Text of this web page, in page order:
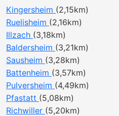
Kingersheim (2,15km)
Ruelisheim (2,16km)
Illzach (3,18km)
Baldersheim (3,21km)
Sausheim (3,28km)
Battenheim (3,57km)
Pulversheim (4,49km)
Pfastatt (5,08km)
Richwiller (5,20km)